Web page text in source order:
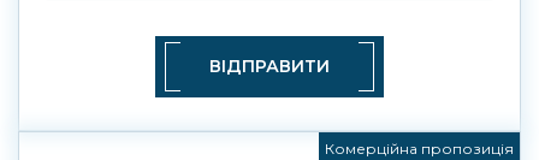
ВІДПРАВИТИ
Комерційна пропозиція